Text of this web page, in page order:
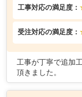
工事対応の満足度：
受注対応の満足度：
工事が丁寧で追加
頂きました。